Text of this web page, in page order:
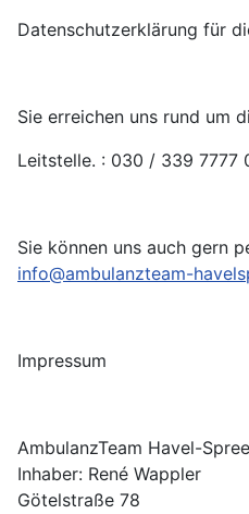
Datenschutzerklärung für
Sie erreichen uns rund um
Leitstelle. : 030 / 339 7777
Sie können uns auch gern
info@ambulanzteam-
Impressum
AmbulanzTeam Havel-Spree
Inhaber: René Wappler
Götelstraße 78